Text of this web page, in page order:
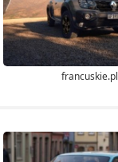
francuskie.pl